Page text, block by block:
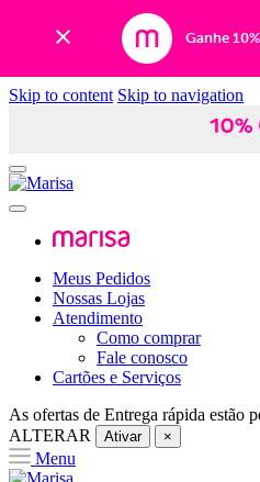
Ganhe
Skip to content Skip to navigation
Meus Pedidos
Nossas Lojas
Atendimento
Como comprar
Fale conosco
Cartões e Serviços
As ofertas de Entrega rápida estão
ALTERAR
Ativar ×
Menu